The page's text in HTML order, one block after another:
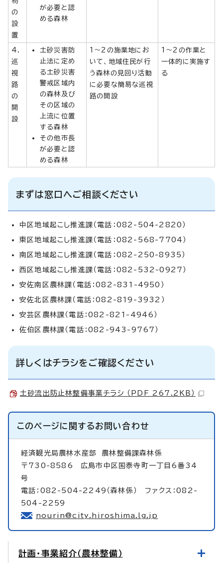
の
設
置
が必要と認
める森林
4．
巡
視
路
の
開
設
土砂災害防
止法に定め
る土砂災害
警戒区域内
の森林及び
その区域の
上流に位置
する森林
その他市長
が必要と認
める森林
1～2の施業地にお
いて、地域住民が行
う森林の見回り活動
に必要な簡易な巡視
路の開設
1～2の作業と
一体的に実施す
る
まずは窓口へご相談ください
中区地域起こし推進課（電話：082-504-2820）
東区地域起こし推進課（電話：082-568-7704）
南区地域起こし推進課（電話：082-250-8935）
西区地域起こし推進課（電話：082-532-0927）
安佐南区農林課（電話：082-831-4950）
安佐北区農林課（電話：082-819-3932）
安芸区農林課（電話：082-821-4946）
佐伯区農林課（電話：082-943-9767）
詳しくはチラシをご確認ください
土砂流出防止林整備事業チラシ （PDF 267.2KB）
このページに関するお問い合わせ
経済観光局農林水産部 農林整備課森林係
〒730-8586 広島市中区国泰寺町一丁目6番34
号
電話：082-504-2249（森林係） ファクス：082-
504-2259
nourin@city.hiroshima.lg.jp
計画・事業紹介（農林整備）